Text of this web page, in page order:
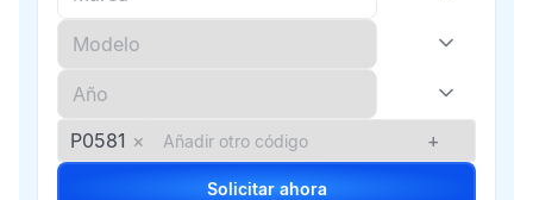
P0581 × +
Solicitar ahora